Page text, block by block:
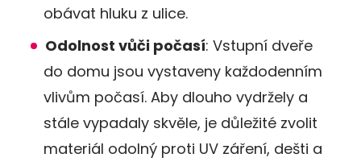
obávat hluku z ulice​​.
Odolnost vůči počasí: Vstupní dveře
do domu jsou vystaveny každodenním
vlivům počasí. Aby dlouho vydržely a
stále vypadaly skvěle, je důležité zvolit
materiál odolný proti UV záření, dešti a